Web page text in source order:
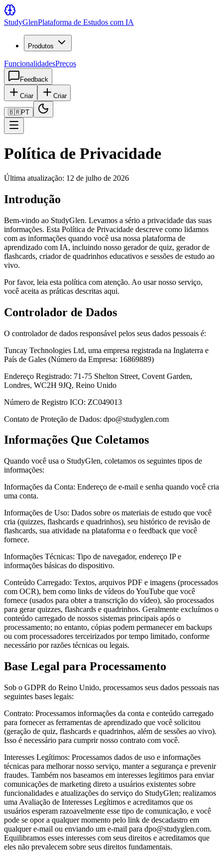
StudyGlenPlataforma de Estudos com IA
Produtos
FuncionalidadesPreços
Feedback
Criar Criar
🇧🇷PT
Política de Privacidade
Última atualização: 12 de julho de 2026
Introdução
Bem-vindo ao StudyGlen. Levamos a sério a privacidade das suas
informações. Esta Política de Privacidade descreve como lidamos
com as informações quando você usa nossa plataforma de
aprendizado com IA, incluindo nosso gerador de quiz, gerador de
flashcards, criador de quadrinhos educativos e sessões de estudo ao
vivo.
Por favor, leia esta política com atenção. Ao usar nosso serviço,
você aceita as práticas descritas aqui.
Controlador de Dados
O controlador de dados responsável pelos seus dados pessoais é:
Tuncay Technologies Ltd, uma empresa registrada na Inglaterra e
País de Gales (Número da Empresa: 16869889)
Endereço Registrado: 71-75 Shelton Street, Covent Garden,
Londres, WC2H 9JQ, Reino Unido
Número de Registro ICO: ZC049013
Contato de Proteção de Dados: dpo@studyglen.com
Informações Que Coletamos
Quando você usa o StudyGlen, coletamos os seguintes tipos de
informações:
Informações da Conta: Endereço de e-mail e senha quando você cria
uma conta.
Informações de Uso: Dados sobre os materiais de estudo que você
cria (quizzes, flashcards e quadrinhos), seu histórico de revisão de
flashcards, sua atividade na plataforma e o feedback que você
fornece.
Informações Técnicas: Tipo de navegador, endereço IP e
informações básicas do dispositivo.
Conteúdo Carregado: Textos, arquivos PDF e imagens (processados
com OCR), bem como links de vídeos do YouTube que você
fornece (usados para obter a transcrição do vídeo), são processados
para gerar quizzes, flashcards e quadrinhos. Geralmente excluímos o
conteúdo carregado de nossos sistemas principais após o
processamento; no entanto, cópias podem permanecer em backups
ou com processadores terceirizados por tempo limitado, conforme
necessário por razões técnicas ou legais.
Base Legal para Processamento
Sob o GDPR do Reino Unido, processamos seus dados pessoais nas
seguintes bases legais:
Contrato: Processamos informações da conta e conteúdo carregado
para fornecer as ferramentas de aprendizado que você solicitou
(geração de quiz, flashcards e quadrinhos, além de sessões ao vivo).
Isso é necessário para cumprir nosso contrato com você.
Interesses Legítimos: Processamos dados de uso e informações
técnicas para melhorar nosso serviço, manter a segurança e prevenir
fraudes. Também nos baseamos em interesses legítimos para enviar
comunicações de marketing direto a usuários existentes sobre
funcionalidades e atualizações do serviço do StudyGlen; realizamos
uma Avaliação de Interesses Legítimos e acreditamos que os
usuários esperam razoavelmente esse tipo de comunicação, e você
pode se opor a qualquer momento pelo link de descadastro em
qualquer e-mail ou enviando um e-mail para dpo@studyglen.com.
Equilibramos esses interesses com seus direitos e acreditamos que
eles não prevalecem sobre seus direitos fundamentais.